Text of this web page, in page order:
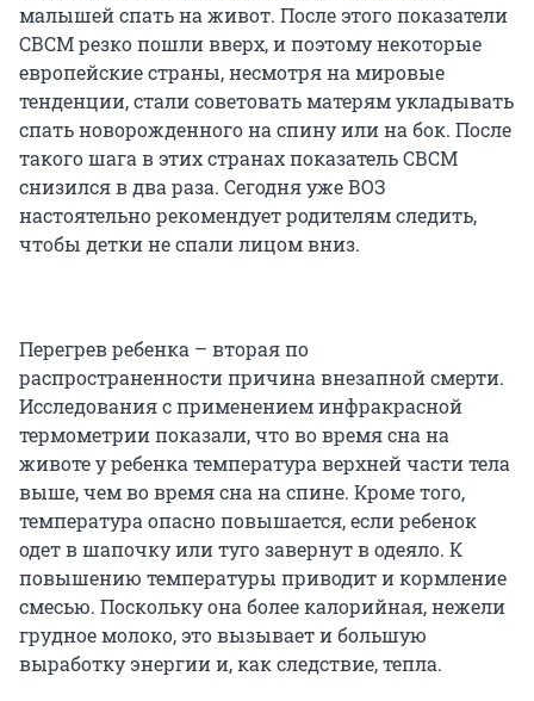
малышей спать на живот. После этого показатели
СВСМ резко пошли вверх, и поэтому некоторые
европейские страны, несмотря на мировые
тенденции, стали советовать матерям укладывать
спать новорожденного на спину или на бок. После
такого шага в этих странах показатель СВСМ
снизился в два раза. Сегодня уже ВОЗ
настоятельно рекомендует родителям следить,
чтобы детки не спали лицом вниз.
Перегрев ребенка – вторая по
распространенности причина внезапной смерти.
Исследования с применением инфракрасной
термометрии показали, что во время сна на
животе у ребенка температура верхней части тела
выше, чем во время сна на спине. Кроме того,
температура опасно повышается, если ребенок
одет в шапочку или туго завернут в одеяло. К
повышению температуры приводит и кормление
смесью. Поскольку она более калорийная, нежели
грудное молоко, это вызывает и большую
выработку энергии и, как следствие, тепла.